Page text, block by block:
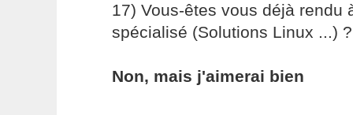
17) Vous-êtes vous déjà rendu
spécialisé (Solutions Linux ...) ?
Non, mais j'aimerai bien